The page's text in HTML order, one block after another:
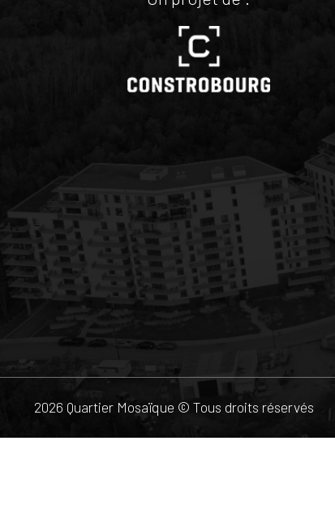
2026 Quartier Mosaïque © Tous droits réservés